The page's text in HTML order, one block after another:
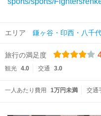
エリア 鎌ヶ谷・印西・八千
旅行の満足度
観光 4.0 交通 3.0
一人あたり費用 1万円未満 交通